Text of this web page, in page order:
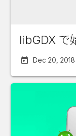
libGDX で
Dec 20, 2018